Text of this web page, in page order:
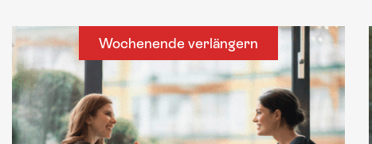
Wochenende verlängern